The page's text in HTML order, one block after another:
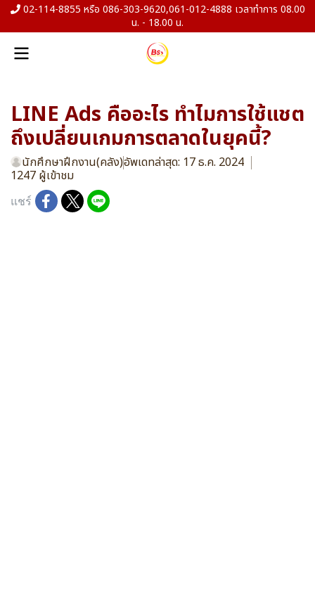
02-114-8855 หรือ 086-303-9620,061-012-4888 เวลาทำการ 08.00
น. - 18.00 น.
LINE Ads คืออะไร ทำไมการใช้แชต
ถึงเปลี่ยนเกมการตลาดในยุคนี้?
นักศึกษาฝึกงาน(คลัง)อัพเดทล่าสุด: 17 ธ.ค. 2024
1247 ผู้เข้าชม
แชร์